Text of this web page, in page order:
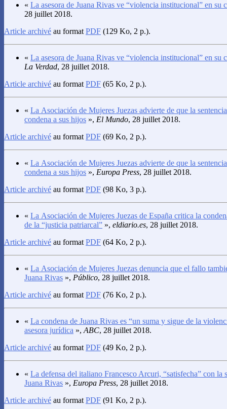
« La asesora de Juana Rivas ve “violencia institucional” en su
28 juillet 2018.
Article archivé au formatPDF (129 Ko, 2 p.).
« La asesora de Juana Rivas ve “violencia institucional” en su
La Verdad, 28 juillet 2018.
Article archivé au formatPDF (65 Ko, 2 p.).
« La Asociación de Mujeres Juezas advierte de que la
condena a sus hijos », El Mundo, 28 juillet 2018.
Article archivé au formatPDF (69 Ko, 2 p.).
« La Asociación de Mujeres Juezas advierte de que la
condena a sus hijos », Europa Press, 28 juillet 2018.
Article archivé au formatPDF (98 Ko, 3 p.).
« La Asociación de Mujeres Juezas de España critica la
de la “justicia patriarcal” », eldiario.es, 28 juillet 2018.
Article archivé au formatPDF (64 Ko, 2 p.).
« La Asociación de Mujeres Juezas denuncia que el fallo
Juana Rivas », Público, 28 juillet 2018.
Article archivé au formatPDF (76 Ko, 2 p.).
« La condena de Juana Rivas es “un suma y sigue de la
asesora jurídica »,ABC, 28 juillet 2018.
Article archivé au formatPDF (49 Ko, 2 p.).
« La defensa del italiano Francesco Arcuri, “satisfecha” con la
Juana Rivas », Europa Press, 28 juillet 2018.
Article archivé au formatPDF (91 Ko, 2 p.).